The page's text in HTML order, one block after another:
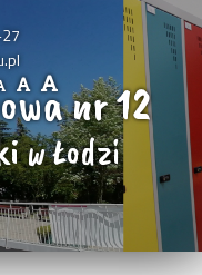
nr 12
w Łodzi